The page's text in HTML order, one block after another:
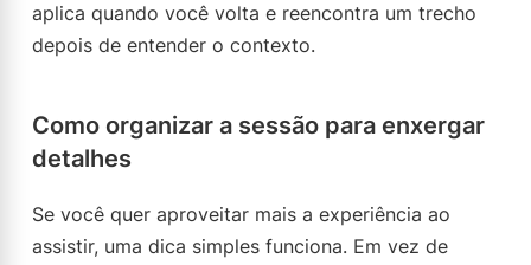
aplica quando você volta e reencontra um trecho
depois de entender o contexto.
Como organizar a sessão para enxergar
detalhes
Se você quer aproveitar mais a experiência ao
assistir, uma dica simples funciona. Em vez de